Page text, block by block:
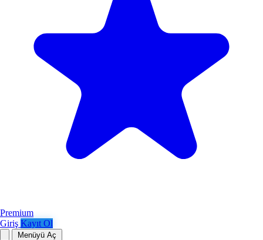
Premium
Giriş Kayıt Ol
Menüyü Aç